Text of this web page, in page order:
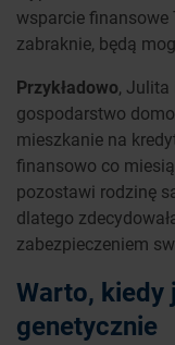
wsparcie finansowe
zabraknie, będą
Przykładowo, Julita
gospodarstwo
mieszkanie na
finansowo co
pozostawi rodzinę
dlatego
zabezpieczeniem
Warto, kiedy
genetycznie